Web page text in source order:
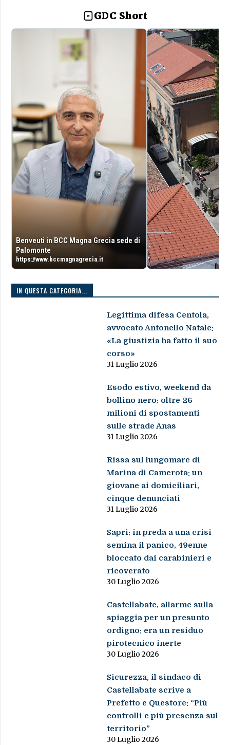
GDC Short
Benveuti in BCC Magna Grecia sede di
Palomonte
https://www.bccmagnagrecia.it
IN QUESTA CATEGORIA...
Legittima difesa Centola,
avvocato Antonello Natale:
«La giustizia ha fatto il suo
corso»
31 Luglio 2026
Esodo estivo, weekend da
bollino nero: oltre 26
milioni di spostamenti
sulle strade Anas
31 Luglio 2026
Rissa sul lungomare di
Marina di Camerota: un
giovane ai domiciliari,
cinque denunciati
31 Luglio 2026
Sapri: in preda a una crisi
semina il panico, 49enne
bloccato dai carabinieri e
ricoverato
30 Luglio 2026
Castellabate, allarme sulla
spiaggia per un presunto
ordigno: era un residuo
pirotecnico inerte
30 Luglio 2026
Sicurezza, il sindaco di
Castellabate scrive a
Prefetto e Questore: “Più
controlli e più presenza sul
territorio”
30 Luglio 2026